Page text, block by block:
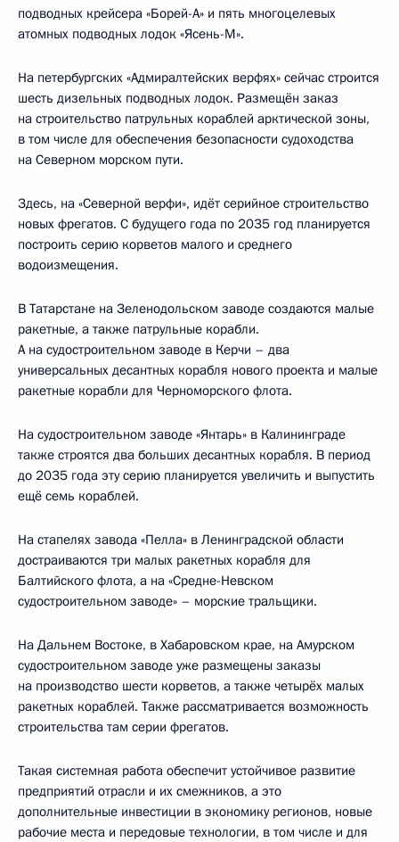
подводных крейсера «Борей-А» и пять многоцелевых
атомных подводных лодок «Ясень-М».
На петербургских «Адмиралтейских верфях» сейчас строится
шесть дизельных подводных лодок. Размещён заказ
на строительство патрульных кораблей арктической зоны,
в том числе для обеспечения безопасности судоходства
на Северном морском пути.
Здесь, на «Северной верфи», идёт серийное строительство
новых фрегатов. С будущего года по 2035 год планируется
построить серию корветов малого и среднего
водоизмещения.
В Татарстане на Зеленодольском заводе создаются малые
ракетные, а также патрульные корабли.
А на судостроительном заводе в Керчи – два
универсальных десантных корабля нового проекта и малые
ракетные корабли для Черноморского флота.
На судостроительном заводе «Янтарь» в Калининграде
также строятся два больших десантных корабля. В период
до 2035 года эту серию планируется увеличить и выпустить
ещё семь кораблей.
На стапелях завода «Пелла» в Ленинградской области
достраиваются три малых ракетных корабля для
Балтийского флота, а на «Средне-Невском
судостроительном заводе» – морские тральщики.
На Дальнем Востоке, в Хабаровском крае, на Амурском
судостроительном заводе уже размещены заказы
на производство шести корветов, а также четырёх малых
ракетных кораблей. Также рассматривается возможность
строительства там серии фрегатов.
Такая системная работа обеспечит устойчивое развитие
предприятий отрасли и их смежников, а это
дополнительные инвестиции в экономику регионов, новые
рабочие места и передовые технологии, в том числе и для